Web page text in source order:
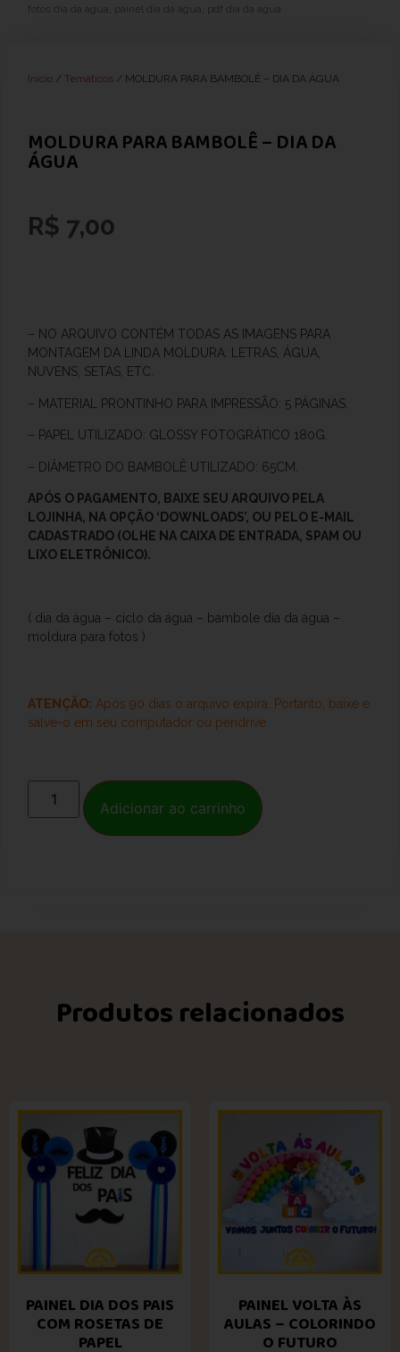
fotos dia da agua painel dia da água pdf dia da agua
Início / Temáticos / MOLDURA PARA BAMBOLÊ – DIA DA ÁGUA
MOLDURA PARA BAMBOLÊ – DIA DA
ÁGUA
R$ 7,00
– NO ARQUIVO CONTÉM TODAS AS IMAGENS PARA
MONTAGEM DA LINDA MOLDURA: LETRAS, ÁGUA,
NUVENS, SETAS, ETC.
– MATERIAL PRONTINHO PARA IMPRESSÃO: 5 PÁGINAS.
– PAPEL UTILIZADO: GLOSSY FOTOGRÁTICO 180G.
– DIÂMETRO DO BAMBOLÊ UTILIZADO: 65CM.
APÓS O PAGAMENTO, BAIXE SEU ARQUIVO PELA
LOJINHA, NA OPÇÃO ‘DOWNLOADS’, OU PELO E-MAIL
CADASTRADO (OLHE NA CAIXA DE ENTRADA, SPAM OU
LIXO ELETRÔNICO).
( dia da água – ciclo da água – bambole dia da água –
moldura para fotos )
ATENÇÃO: Após 90 dias o arquivo expira. Portanto, baixe e
salve-o em seu computador ou pendrive.
Adicionar ao carrinho
Produtos relacionados
PAINEL DIA DOS PAIS
COM ROSETAS DE
PAPEL
PAINEL VOLTA ÀS
AULAS – COLORINDO
O FUTURO